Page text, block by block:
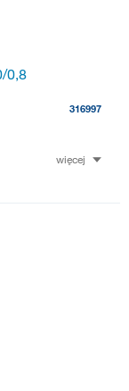
0,8
316997
więcej